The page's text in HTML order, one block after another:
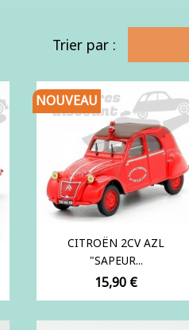
Trier par :
CITROËN 2CV AZL
"SAPEUR...
Prix
15,90 €
NOUVEAU